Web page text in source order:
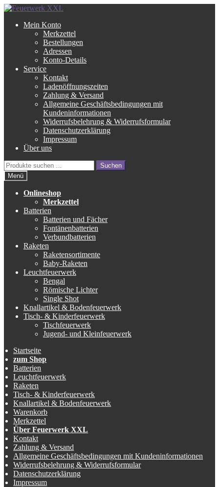
Zur
springen
Zum
springenMein Konto
Merkzettel
Bestellungen
Adressen
Konto-Details
Service
Kontakt
Ladenöffnungszeiten
Zahlung & Versand
Allgemeine Geschäftsbedingungen mit
Kundeninformationen
Widerrufsbelehrung & Widerrufsformular
Datenschutzerklärung
Impressum
Über uns
Suche
nach:
Suchen
Menü
Onlineshop
Merkzettel
Batterien
Batterien und Fächer
Fontänenbatterien
Verbundbatterien
Raketen
Raketensortimente
Baby-Raketen
Leuchtfeuerwerk
Bengal
Römische Lichter
Single Shot
Knallartikel & Bodenfeuerwerk
Tisch- & Kinderfeuerwerk
Tischfeuerwerk
Jugend- und Kleinfeuerwerk
Startseite
zum Shop
Batterien
Leuchtfeuerwerk
Raketen
Tisch- & Kinderfeuerwerk
Knallartikel & Bodenfeuerwerk
Warenkorb
Merkzettel
Über Feuerwerk XXL
Kontakt
Zahlung & Versand
Allgemeine Geschäftsbedingungen mit Kundeninformationen
Widerrufsbelehrung & Widerrufsformular
Datenschutzerklärung
Impressum